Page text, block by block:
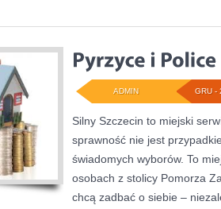
GRU -
ADMIN
Silny Szczecin to miejski
sprawność nie jest
świadomych wyborów. To
osobach z stolicy Pomorza
chcą zadbać o siebie –